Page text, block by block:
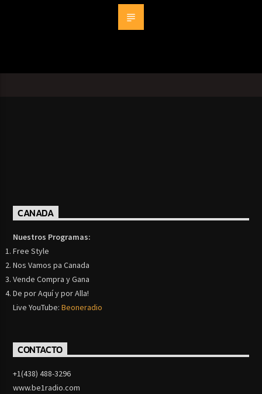
CANADA
Nuestros Programas:
Free Style
Nos Vamos pa Canada
Vende Compra y Gana
De por Aquí y por Alla!
Live YouTube:Beoneradio
CONTACTO
+1(438) 488-3296
www.be1radio.com